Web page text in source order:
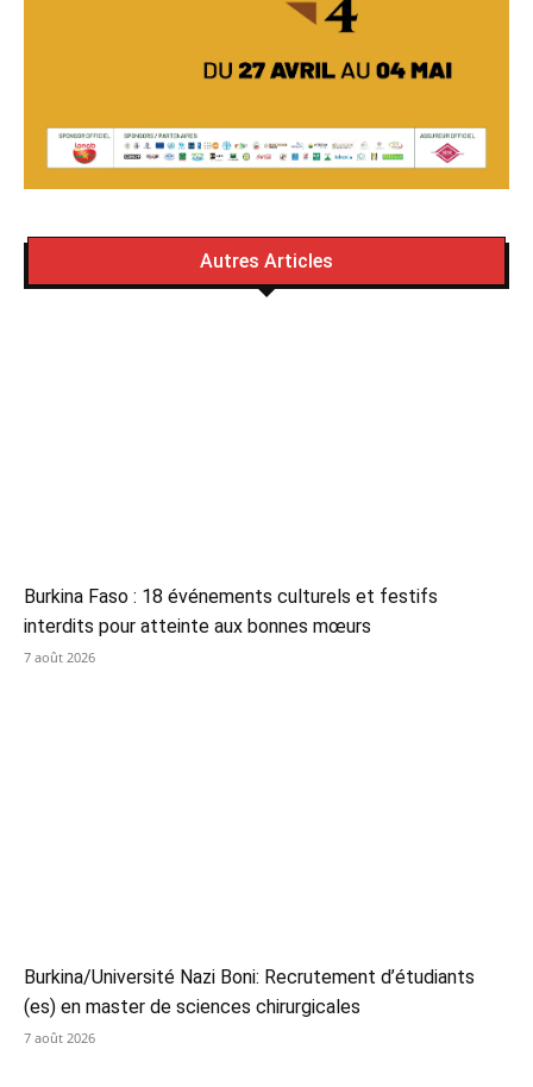
Autres Articles
Burkina Faso : 18 événements culturels et festifs
interdits pour atteinte aux bonnes mœurs
7 août 2026
Burkina/Université Nazi Boni: Recrutement d’étudiants
(es) en master de sciences chirurgicales
7 août 2026